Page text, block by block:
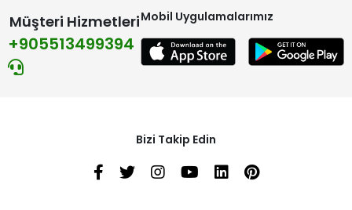
Müşteri Hizmetleri
+905513499394
Mobil Uygulamalarımız
Bizi Takip Edin